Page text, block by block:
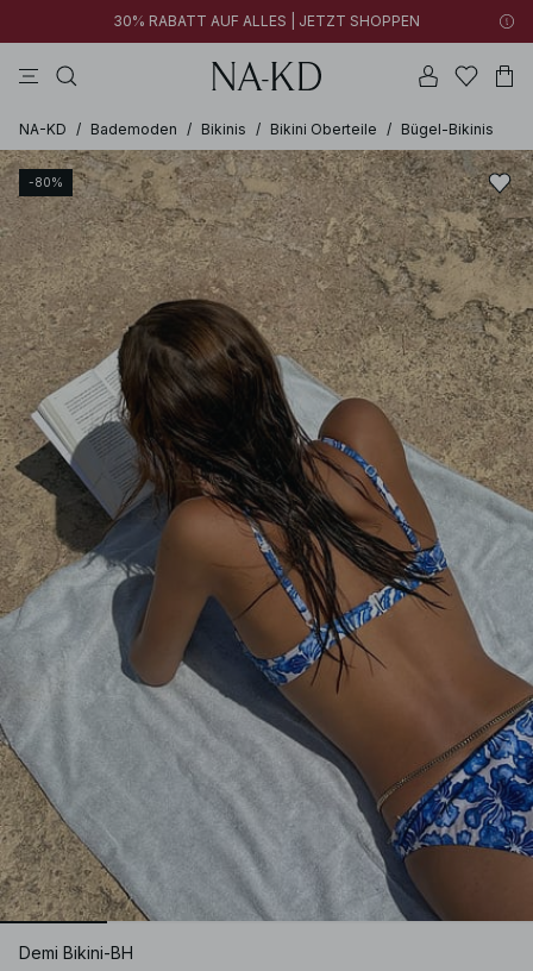
30% RABATT AUF ALLES | JETZT SHOPPEN
NA-KD / Bademoden / Bikinis / Bikini Oberteile / Bügel-Bikinis
-80%
Demi Bikini-BH